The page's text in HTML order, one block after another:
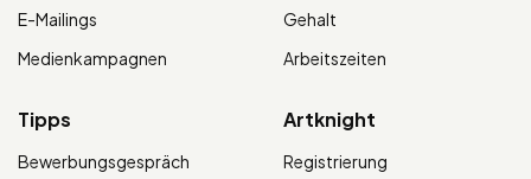
E-Mailings
Medienkampagnen
Gehalt
Arbeitszeiten
Tipps
Bewerbungsgespräch
Artknight
Registrierung